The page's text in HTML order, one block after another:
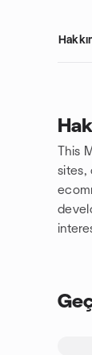
This
sites,
Grup